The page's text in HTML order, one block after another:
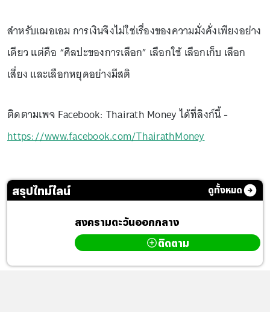
สำหรับเฌอเอม การเงินจึงไม่ใช่เรื่องของความมั่งคั่งเพียงอย่าง
เดียว แต่คือ “ศิลปะของการเลือก” เลือกใช้ เลือกเก็บ เลือก
เสี่ยง และเลือกหยุดอย่างมีสติ
ติดตามเพจ Facebook: Thairath Money ได้ที่ลิงก์นี้ -
https://www.facebook.com/ThairathMoney
สรุปไทม์ไลน์ ดูทั้งหมด
สงครามตะวันออกกลาง
ติดตาม